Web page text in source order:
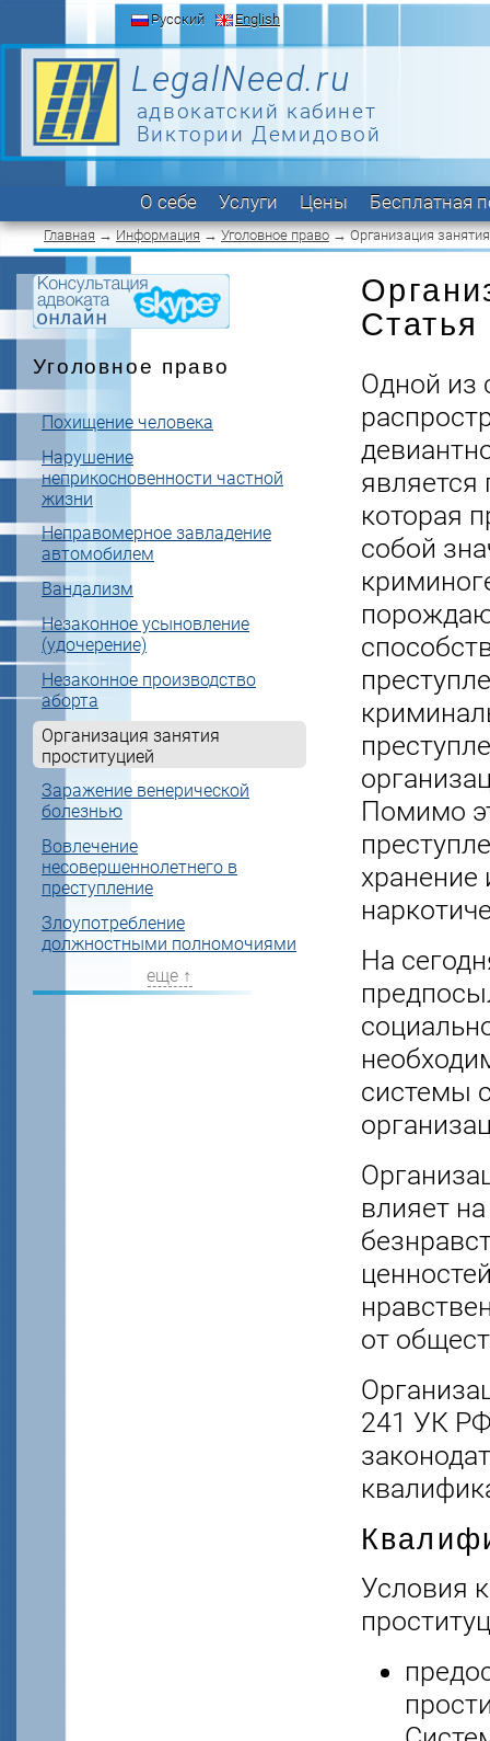
LegalNeed.ru
адвокатский кабинет
Виктории Демидовой
Русский English
О себе Услуги Цены Бесплатная
Главная→Информация→Уголовное право→ Организация занятия
Уголовное право
Похищение человека
Нарушение
неприкосновенности частной
жизни
Неправомерное завладение
автомобилем
Вандализм
Незаконное усыновление
(удочерение)
Незаконное производство
аборта
Организация занятия
проституцией
Заражение венерической
болезнью
Вовлечение
несовершеннолетнего в
преступление
Злоупотребление
должностными полномочиями
еще ↑
Одной из
является
которая
собой
Помимо
хранение
На
системы
влияет
от
241 УК
Условия